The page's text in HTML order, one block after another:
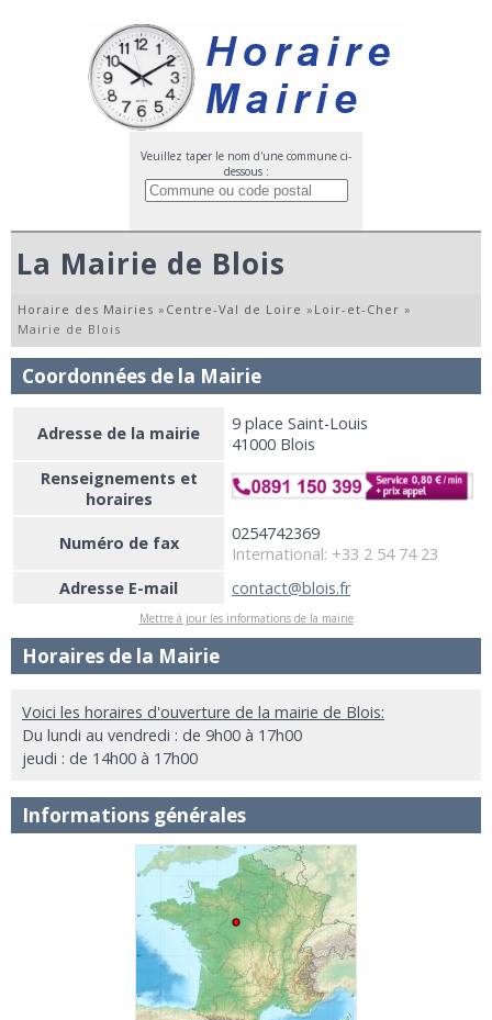
Veuillez taper le nom d'une commune ci-
dessous :
La Mairie de Blois
Horaire des Mairies » Centre-Val de Loire » Loir-et-Cher »
Mairie de Blois
Coordonnées de la Mairie
Adresse de la mairie
9 place Saint-Louis
41000 Blois
Renseignements et
horaires
Numéro de fax
0254742369
International: +33 2 54 74 23
Adresse E-mail
contact@blois.fr
Mettre à jour les informations de la mairie
Horaires de la Mairie
Voici les horaires d'ouverture de la mairie de Blois:
Du lundi au vendredi : de 9h00 à 17h00
jeudi : de 14h00 à 17h00
Informations générales